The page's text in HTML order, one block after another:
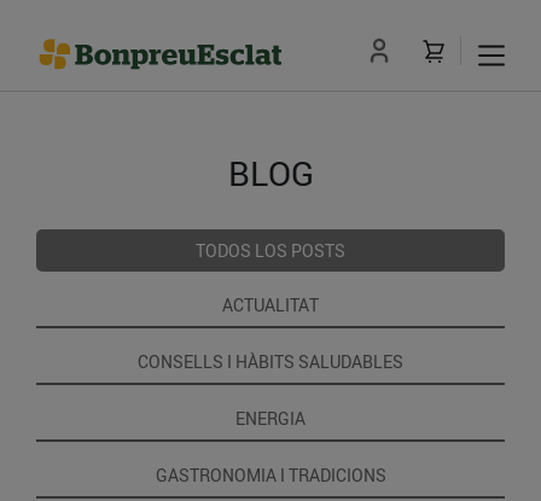
BLOG
TODOS LOS POSTS
ACTUALITAT
CONSELLS I HÀBITS SALUDABLES
ENERGIA
GASTRONOMIA I TRADICIONS